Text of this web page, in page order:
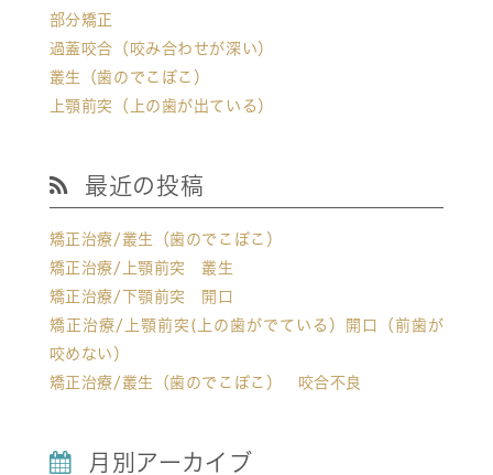
部分矯正
過蓋咬合（咬み合わせが深い）
叢生（歯のでこぼこ）
上顎前突（上の歯が出ている）
最近の投稿
矯正治療/叢生（歯のでこぼこ）
矯正治療/上顎前突 叢生
矯正治療/下顎前突 開口
矯正治療/上顎前突(上の歯がでている）開口（前歯が
咬めない）
矯正治療/叢生（歯のでこぼこ） 咬合不良
月別アーカイブ